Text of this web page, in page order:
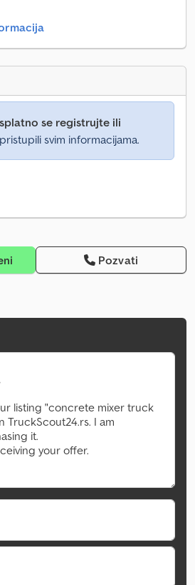
se registrujte ili
svim informacijama.
Pozvati